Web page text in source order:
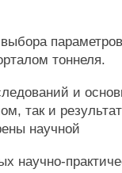
тоннеля.
и
так и
научной
научно-